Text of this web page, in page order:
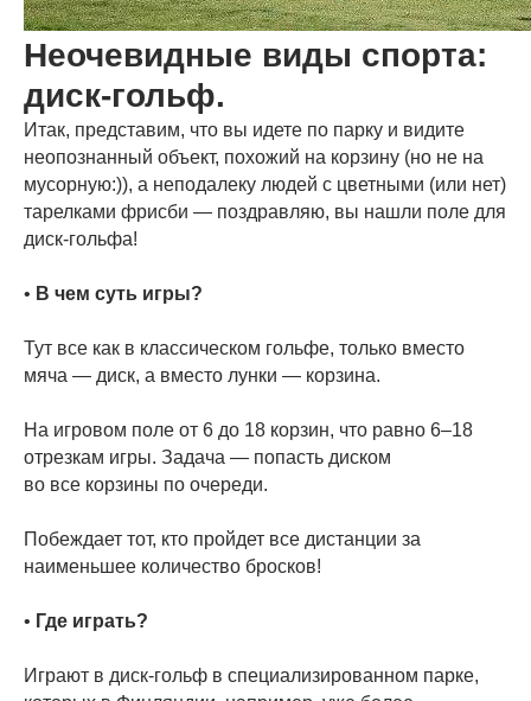
Неочевидные виды спорта:
диск-гольф.
Итак, представим, что вы идете по парку и видите
неопознанный объект, похожий на корзину (но не на
мусорную:)), а неподалеку людей с цветными (или нет)
тарелками фрисби — поздравляю, вы нашли поле для
диск-гольфа!
• В чем суть игры?
Тут все как в классическом гольфе, только вместо
мяча — диск, а вместо лунки — корзина.
На игровом поле от 6 до 18 корзин, что равно 6–18
отрезкам игры. Задача — попасть диском
во все корзины по очереди.
Побеждает тот, кто пройдет все дистанции за
наименьшее количество бросков!
• Где играть?
Играют в диск-гольф в специализированном парке,